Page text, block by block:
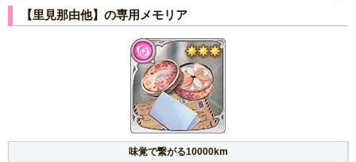
【里見那由他】の専用メモリア
味覚で繋がる10000km